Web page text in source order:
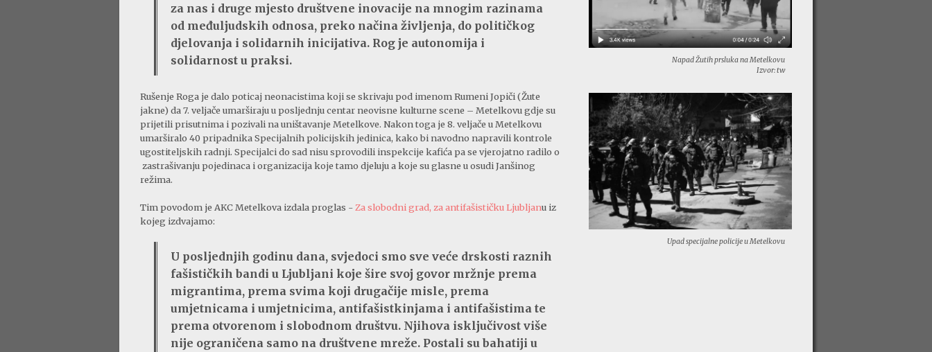
za nas i druge mjesto društvene inovacije na mnogim razinama
od međuljudskih odnosa, preko načina življenja, do političkog
djelovanja i solidarnih inicijativa. Rog je autonomija i
solidarnost u praksi.
Rušenje Roga je dalo poticaj neonacistima koji se skrivaju pod imenom Rumeni Jopiči (Žute
jakne) da 7. veljače umarširaju u posljednju centar neovisne kulturne scene – Metelkovu gdje su
prijetili prisutnima i pozivali na uništavanje Metelkove. Nakon toga je 8. veljače u Metelkovu
umarširalo 40 pripadnika Specijalnih policijskih jedinica, kako bi navodno napravili kontrole
ugostiteljskih radnji. Specijalci do sad nisu sprovodili inspekcije kafića pa se vjerojatno radilo o
zastrašivanju pojedinaca i organizacija koje tamo djeluju a koje su glasne u osudi Janšinog
režima.
Tim povodom je AKC Metelkova izdala proglas - Za slobodni grad, za antifašističku Ljubljanu iz
kojeg izdvajamo:
U posljednjih godinu dana, svjedoci smo sve veće drskosti raznih
fašističkih bandi u Ljubljani koje šire svoj govor mržnje prema
migrantima, prema svima koji drugačije misle, prema
umjetnicama i umjetnicima, antifašistkinjama i antifašistima te
prema otvorenom i slobodnom društvu. Njihova isključivost više
nije ograničena samo na društvene mreže. Postali su bahatiji u
Napad Žutih prsluka na Metelkovu
Izvor: tw
Upad specijalne policije u Metelkovu